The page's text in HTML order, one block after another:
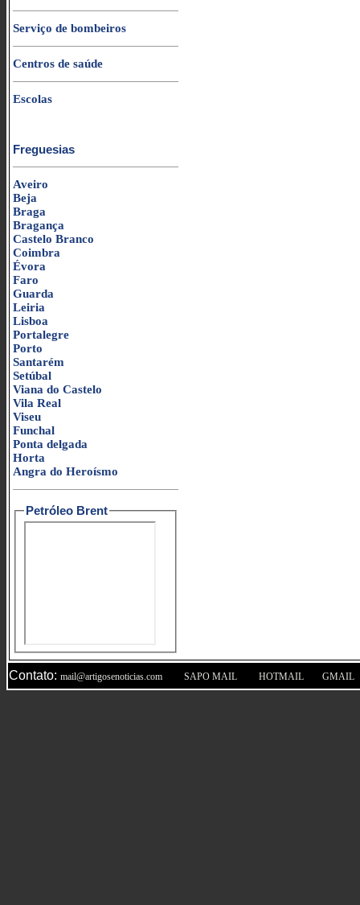
Serviço de bombeiros
Centros de saúde
Escolas
Freguesias
Aveiro
Beja
Braga
Bragança
Castelo Branco
Coimbra
Évora
Faro
Guarda
Leiria
Lisboa
Portalegre
Porto
Santarém
Setúbal
Viana do Castelo
Vila Real
Viseu
Funchal
Ponta delgada
Horta
Angra do Heroísmo
Petróleo Brent
Contato: mail@artigosenoticias.com SAPO MAIL HOTMAIL GMAIL